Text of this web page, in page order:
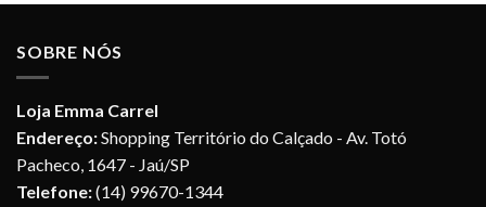
SOBRE NÓS
Loja Emma Carrel
Endereço:Shopping Território do Calçado - Av. Totó
Pacheco, 1647 - Jaú/SP
Telefone:(14) 99670-1344